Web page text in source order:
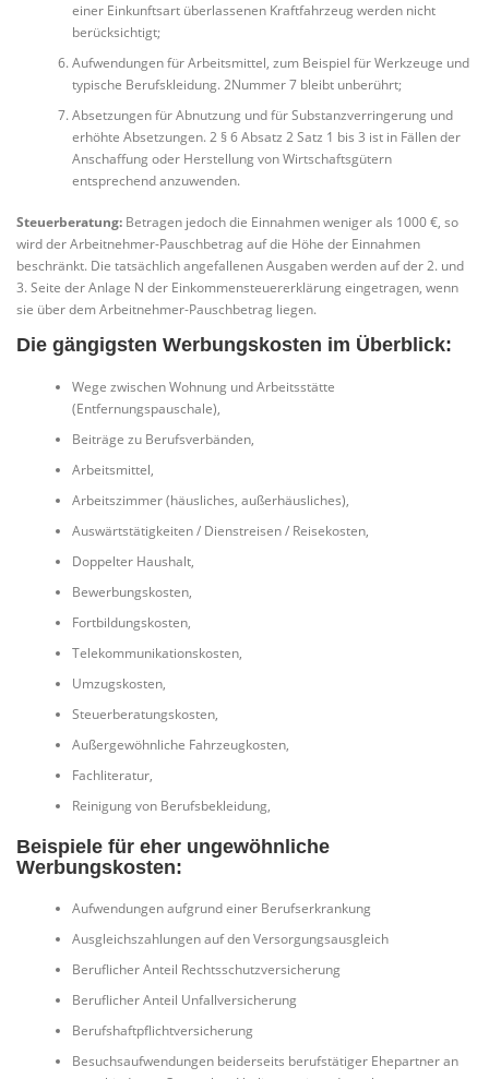
einer Einkunftsart überlassenen Kraftfahrzeug werden nicht
berücksichtigt;
Aufwendungen für Arbeitsmittel, zum Beispiel für Werkzeuge und
typische Berufskleidung. 2Nummer 7 bleibt unberührt;
Absetzungen für Abnutzung und für Substanzverringerung und
erhöhte Absetzungen. 2 § 6 Absatz 2 Satz 1 bis 3 ist in Fällen der
Anschaffung oder Herstellung von Wirtschaftsgütern
entsprechend anzuwenden.
Steuerberatung: Betragen jedoch die Einnahmen weniger als 1000 €, so
wird der Arbeitnehmer-Pauschbetrag auf die Höhe der Einnahmen
beschränkt. Die tatsächlich angefallenen Ausgaben werden auf der 2. und
3. Seite der Anlage N der Einkommensteuererklärung eingetragen, wenn
sie über dem Arbeitnehmer-Pauschbetrag liegen.
Die gängigsten Werbungskosten im Überblick:
Wege zwischen Wohnung und Arbeitsstätte
(Entfernungspauschale),
Beiträge zu Berufsverbänden,
Arbeitsmittel,
Arbeitszimmer (häusliches, außerhäusliches),
Auswärtstätigkeiten / Dienstreisen / Reisekosten,
Doppelter Haushalt,
Bewerbungskosten,
Fortbildungskosten,
Telekommunikationskosten,
Umzugskosten,
Steuerberatungskosten,
Außergewöhnliche Fahrzeugkosten,
Fachliteratur,
Reinigung von Berufsbekleidung,
Beispiele für eher ungewöhnliche
Werbungskosten:
Aufwendungen aufgrund einer Berufserkrankung
Ausgleichszahlungen auf den Versorgungsausgleich
Beruflicher Anteil Rechtsschutzversicherung
Beruflicher Anteil Unfallversicherung
Berufshaftpflichtversicherung
Besuchsaufwendungen beiderseits berufstätiger Ehepartner an